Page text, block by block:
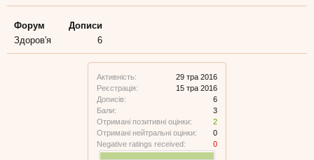
Активність:
29 тра 2016
Реєстрація:
15 тра 2016
Дописів:
6
Бали:
3
Отримані позитивні оцінки:
2
Отримані нейтральні оцінки:
0
Negative ratings received:
0
Форум
Дописи
Здоров'я
6